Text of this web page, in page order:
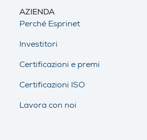
AZIENDA
Perché Esprinet
Investitori
Certificazioni e premi
Certificazioni ISO
Lavora con noi